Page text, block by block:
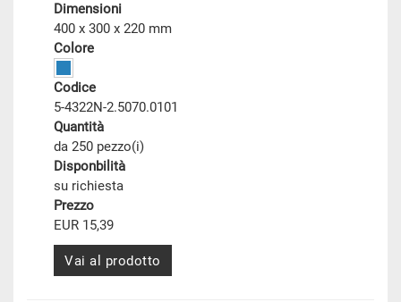
Dimensioni
400 x 300 x 220 mm
Colore
Codice
5-4322N-2.5070.0101
Quantità
da 250 pezzo(i)
Disponbilità
su richiesta
Prezzo
EUR 15,39
Vai al prodotto